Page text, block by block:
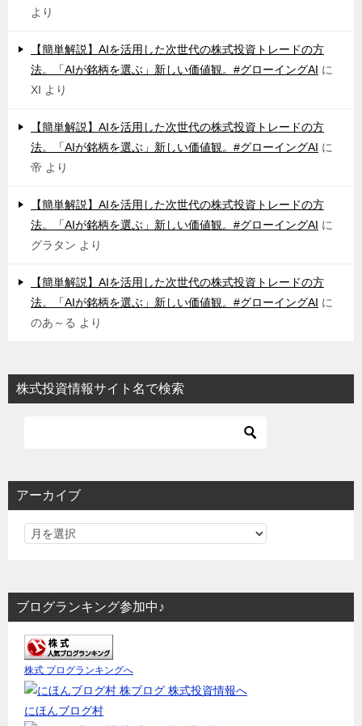
より
【簡単解説】AIを活用した次世代の株式投資トレードの方
法。「AIが銘柄を選ぶ」新しい価値観。#グローイングAI に
XI より
【簡単解説】AIを活用した次世代の株式投資トレードの方
法。「AIが銘柄を選ぶ」新しい価値観。#グローイングAI に
帝 より
【簡単解説】AIを活用した次世代の株式投資トレードの方
法。「AIが銘柄を選ぶ」新しい価値観。#グローイングAI に
グラタン より
【簡単解説】AIを活用した次世代の株式投資トレードの方
法。「AIが銘柄を選ぶ」新しい価値観。#グローイングAI に
のあ～る より
株式投資情報サイト名で検索
アーカイブ
ブログランキング参加中♪
株式 ブログランキングへ
にほんブログ村